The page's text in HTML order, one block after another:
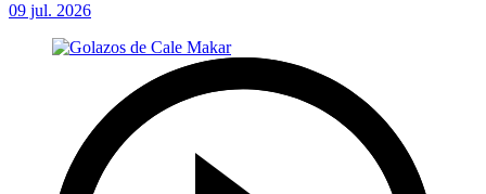
09 jul. 2026